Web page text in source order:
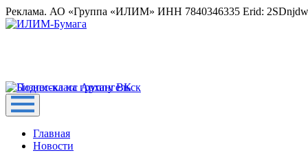
Реклама. АО «Группа «ИЛИМ» ИНН 7840346335 Erid:
Главная
Новости